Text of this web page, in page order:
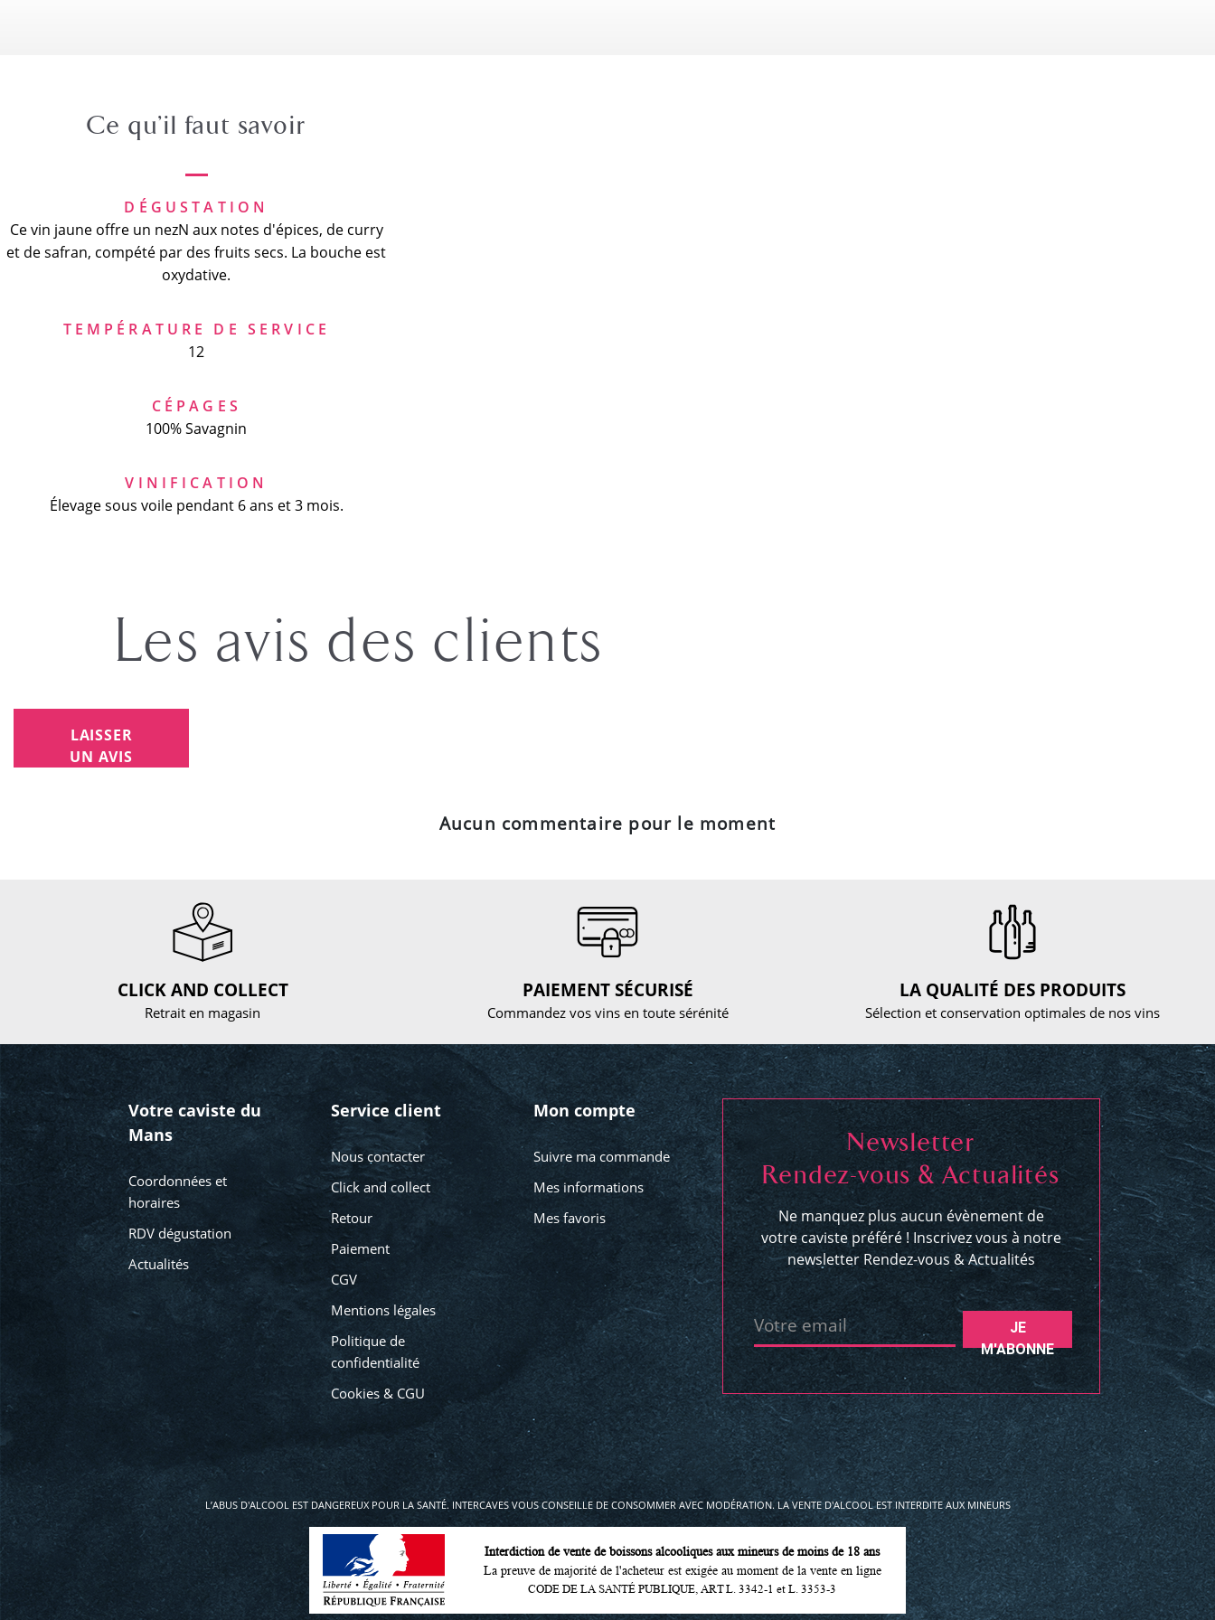
Ce qu’il faut savoir
DÉGUSTATION
Ce vin jaune offre un nezN aux notes d'épices, de curry
et de safran, compété par des fruits secs. La bouche est
oxydative.
TEMPÉRATURE DE SERVICE
12
CÉPAGES
100% Savagnin
VINIFICATION
Élevage sous voile pendant 6 ans et 3 mois.
Les avis des clients
LAISSER
UN AVIS
Aucun commentaire pour le moment
CLICK AND COLLECT
Retrait en magasin
PAIEMENT SÉCURISÉ
Commandez vos vins en toute sérénité
LA QUALITÉ DES PRODUITS
Sélection et conservation optimales de nos vins
Votre caviste du
Mans
Coordonnées et
horaires
RDV dégustation
Actualités
Service client
Nous contacter
Click and collect
Retour
Paiement
CGV
Mentions légales
Politique de
confidentialité
Cookies & CGU
Mon compte
Suivre ma commande
Mes informations
Mes favoris
Newsletter
Rendez-vous & Actualités
Ne manquez plus aucun évènement de
votre caviste préféré ! Inscrivez vous à notre
newsletter Rendez-vous & Actualités
Votre email
JE
M'ABONNE
L’ABUS D'ALCOOL EST DANGEREUX POUR LA SANTÉ. INTERCAVES VOUS CONSEILLE DE CONSOMMER AVEC MODÉRATION. LA VENTE D'ALCOOL EST INTERDITE AUX MINEURS
Interdiction de vente de boissons alcooliques aux mineurs de moins de 18 ans
La preuve de majorité de l'acheteur est exigée au moment de la vente en ligne
CODE DE LA SANTÉ PUBLIQUE, ART L. 3342-1 et L. 3353-3